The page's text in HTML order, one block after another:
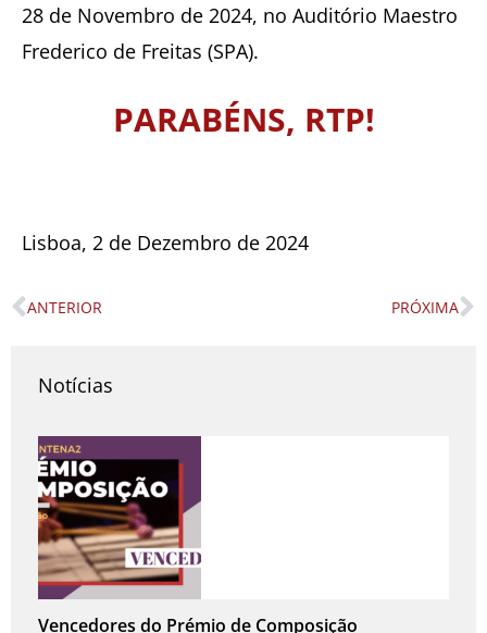
28 de Novembro de 2024, no Auditório Maestro
Frederico de Freitas (SPA).
PARABÉNS, RTP!
Lisboa, 2 de Dezembro de 2024
Prev
ANTERIOR PRÓXIMA
Notícias
Vencedores do Prémio de Composição